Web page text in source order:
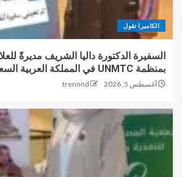
الكاميرا تقول
السفيرة الدكتورة داليا الشريف مديرةً
بمنظمة UNMTC في المملكة العربية السعودية
أغسطس 5, 2026 trennnd